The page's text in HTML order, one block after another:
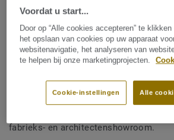
Dendermonde
DEEL
fabrieks- en architectenshowroom.
Voordat u start...
Door op “Alle cookies accepteren” te
het opslaan van cookies op uw apparaat
websitenavigatie, het analyseren van
te helpen bij onze marketingprojecten.
Alle
Cookie-instellingen